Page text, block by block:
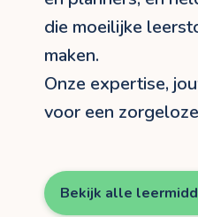
die moeilijke
maken.
Onze expertise,
voor een
Bekijk alle